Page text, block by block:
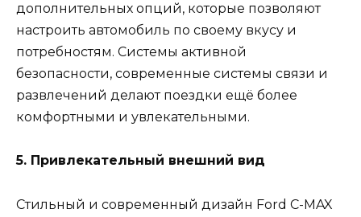
дополнительных опций, которые позволяют
настроить автомобиль по своему вкусу и
потребностям. Системы активной
безопасности, современные системы связи и
развлечений делают поездки ещё более
комфортными и увлекательными.
5. Привлекательный внешний вид
Стильный и современный дизайн Ford C-MAX